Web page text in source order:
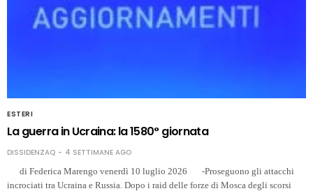
ESTERI
La guerra in Ucraina: la 1580° giornata
DISSIDENZAQ
4 SETTIMANE AGO
di Federica Marengo venerdì 10 luglio 2026 -Proseguono gli attacchi
incrociati tra Ucraina e Russia. Dopo i raid delle forze di Mosca degli scorsi